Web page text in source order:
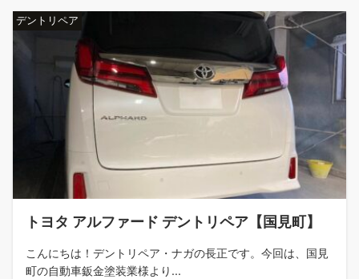
デントリペア
トヨタ アルファード デントリペア【国見町】
こんにちは！デントリペア・ナガの長正です。今回は、国見
町の自動車鈑金塗装業様より...